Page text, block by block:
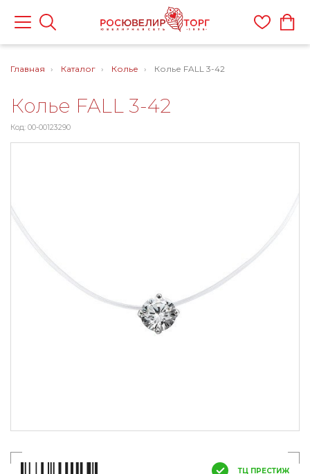
Главная Каталог Колье Колье FALL 3-42
Колье FALL 3-42
Код: 00-00123290
ТЦ ПРЕСТИЖ